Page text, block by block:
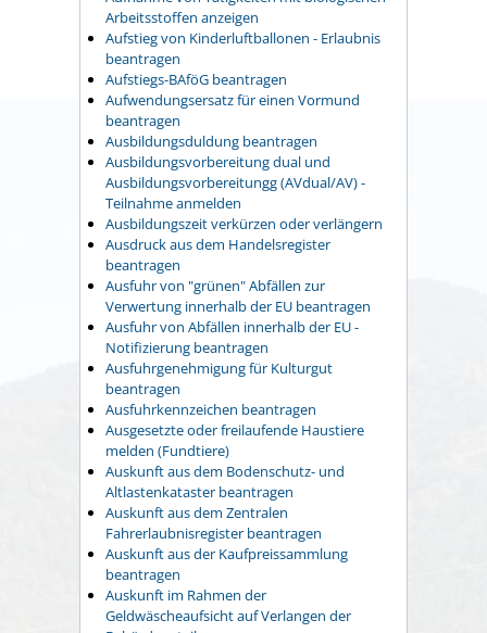
Arbeitsstoffen anzeigen
Aufstieg von Kinderluftballonen - Erlaubnis
beantragen
Aufstiegs-BAföG beantragen
Aufwendungsersatz für einen Vormund
beantragen
Ausbildungsduldung beantragen
Ausbildungsvorbereitung dual und
Ausbildungsvorbereitungg (AVdual/AV) -
Teilnahme anmelden
Ausbildungszeit verkürzen oder verlängern
Ausdruck aus dem Handelsregister
beantragen
Ausfuhr von "grünen" Abfällen zur
Verwertung innerhalb der EU beantragen
Ausfuhr von Abfällen innerhalb der EU -
Notifizierung beantragen
Ausfuhrgenehmigung für Kulturgut
beantragen
Ausfuhrkennzeichen beantragen
Ausgesetzte oder freilaufende Haustiere
melden (Fundtiere)
Auskunft aus dem Bodenschutz- und
Altlastenkataster beantragen
Auskunft aus dem Zentralen
Fahrerlaubnisregister beantragen
Auskunft aus der Kaufpreissammlung
beantragen
Auskunft im Rahmen der
Geldwäscheaufsicht auf Verlangen der